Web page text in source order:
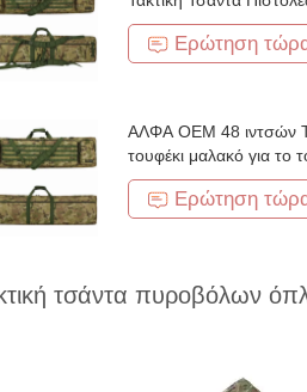
Διαμέρισμα
Ερώτηση
ΑΛΦΑ OEM 48 ιντσών
τουφέκι μαλακό για το
πυροβόλο όπλο
Ερώτηση
τσάντα πυροβόλων